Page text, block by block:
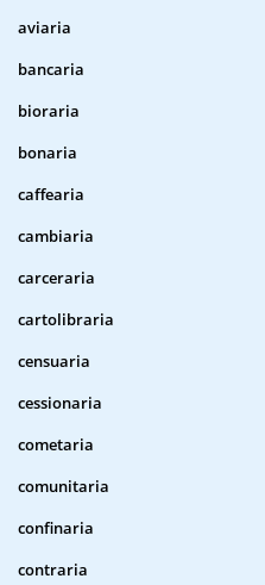
aviaria
bancaria
bioraria
bonaria
caffearia
cambiaria
carceraria
cartolibraria
censuaria
cessionaria
cometaria
comunitaria
confinaria
contraria